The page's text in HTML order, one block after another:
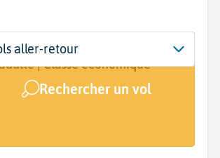
Sud Charleroi (CRL)
de votre voyage
| Classe
| Classe économique
Rechercher un vol
aller-retour